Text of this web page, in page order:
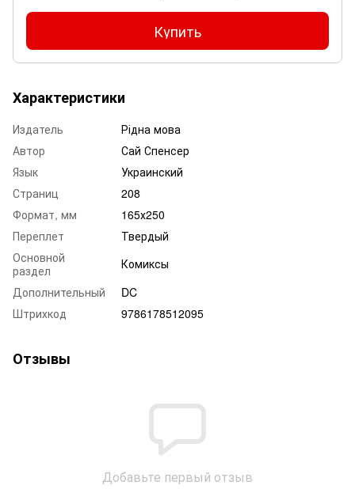
Купить
Характеристики
Издатель
Рідна мова
Автор
Сай Спенсер
Язык
Украинский
Страниц
208
Формат, мм
165х250
Переплет
Твердый
Основной
раздел
Комиксы
Дополнительный
DC
Штрихкод
9786178512095
Отзывы
Добавьте первый отзыв